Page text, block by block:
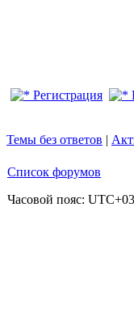
Регистрация
Темы без ответов |
Список форумов
Часовой пояс: